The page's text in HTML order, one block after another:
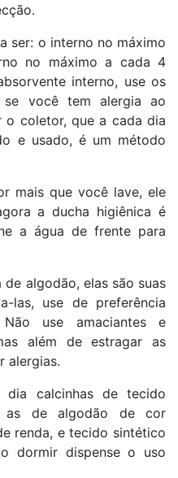
ser: o interno no máximo
no máximo a cada 4
interno, use os
se você tem alergia ao
o coletor, que a cada dia
e usado, é um método
mais que você lave, ele
a ducha higiênica é
a água de frente para
de algodão, elas são suas
las, use de preferência
use amaciantes e
além de estragar as
alergias.
calcinhas de tecido
as de algodão de cor
renda, e tecido sintético
dormir dispense o uso